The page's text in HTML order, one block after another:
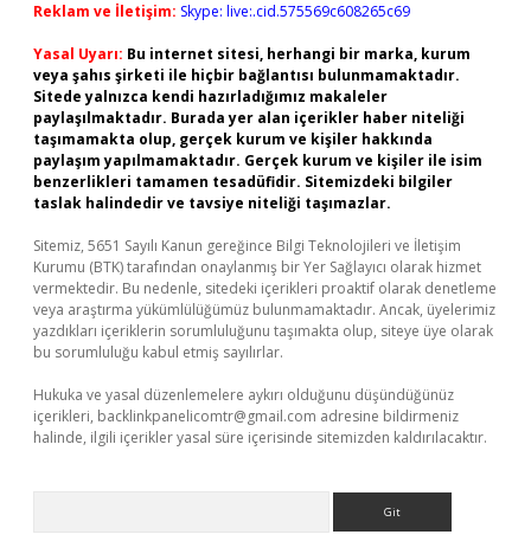
Reklam ve İletişim: Skype: live:.cid.575569c608265c69
Yasal Uyarı: Bu internet sitesi, herhangi bir marka, kurum
veya şahıs şirketi ile hiçbir bağlantısı bulunmamaktadır.
Sitede yalnızca kendi hazırladığımız makaleler
paylaşılmaktadır. Burada yer alan içerikler haber niteliği
taşımamakta olup, gerçek kurum ve kişiler hakkında
paylaşım yapılmamaktadır. Gerçek kurum ve kişiler ile isim
benzerlikleri tamamen tesadüfidir. Sitemizdeki bilgiler
taslak halindedir ve tavsiye niteliği taşımazlar.
Sitemiz, 5651 Sayılı Kanun gereğince Bilgi Teknolojileri ve İletişim
Kurumu (BTK) tarafından onaylanmış bir Yer Sağlayıcı olarak hizmet
vermektedir. Bu nedenle, sitedeki içerikleri proaktif olarak denetleme
veya araştırma yükümlülüğümüz bulunmamaktadır. Ancak, üyelerimiz
yazdıkları içeriklerin sorumluluğunu taşımakta olup, siteye üye olarak
bu sorumluluğu kabul etmiş sayılırlar.
Hukuka ve yasal düzenlemelere aykırı olduğunu düşündüğünüz
içerikleri, backlinkpanelicomtr@gmail.com adresine bildirmeniz
halinde, ilgili içerikler yasal süre içerisinde sitemizden kaldırılacaktır.